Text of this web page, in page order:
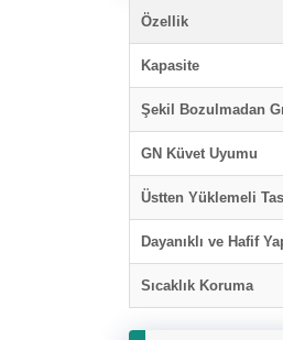
Özellik
Kapasite
Şekil Bozulmadan
GN Küvet Uyumu
Üstten Yüklemeli
Dayanıklı ve Hafif
Sıcaklık Koruma